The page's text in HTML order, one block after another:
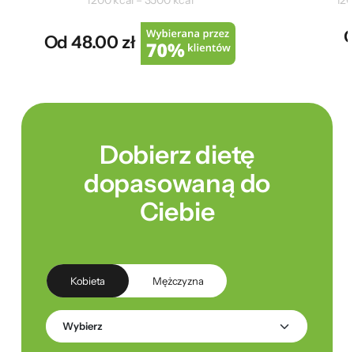
Od 48.00 zł
Dobierz dietę
dopasowaną do
Ciebie
Kobieta Mężczyzna